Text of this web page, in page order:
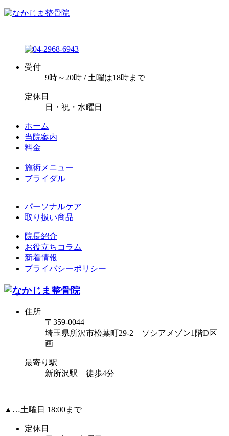
受付
9時～20時 / 土曜は18時まで
定休日
日・祝・水曜日
ホーム
当院案内
料金
施術メニュー
ブライダル
パーソナルケア
取り扱い商品
院長紹介
お役立ちコラム
新着情報
プライバシーポリシー
住所
〒359-0044
埼玉県所沢市松葉町29-2 ソシアメゾン1階D区
画
最寄り駅
新所沢駅 徒歩4分
▲…土曜日 18:00まで
定休日